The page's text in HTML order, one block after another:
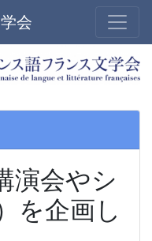
会
演会やシ
を企画し